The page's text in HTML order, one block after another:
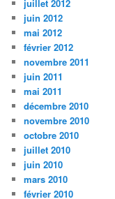
juillet 2012
juin 2012
mai 2012
février 2012
novembre 2011
juin 2011
mai 2011
décembre 2010
novembre 2010
octobre 2010
juillet 2010
juin 2010
mars 2010
février 2010